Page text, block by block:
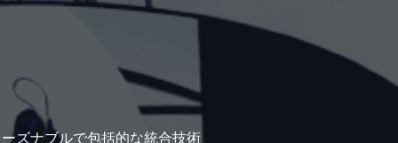
ズナブルで包括的な統合技術